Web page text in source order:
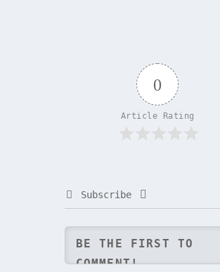
0
Article Rating
Subscribe